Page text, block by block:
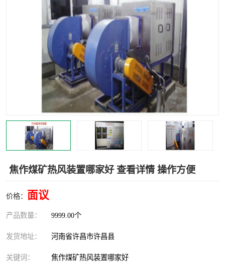
焦作煤矿热风装置哪家好 查看详情 操作方便
价格： 面议
产品数量： 9999.00个
发货地址： 河南省许昌市许昌县
关键词： 焦作煤矿热风装置哪家好
红外加热元件 红外辐射吸收涂料
高端红外加热实验设备 电工电气
高温涂料 红外加热控制器
热环境试验设备
红外辐射表面材料 定波长红外辐射加热器
快速红外辐射聚焦炉 烤箱烘箱